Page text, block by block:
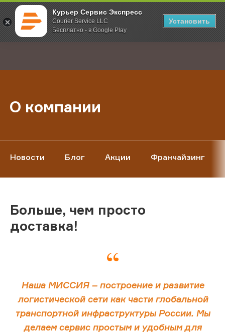
Курьер Сервис Экспресс
Courier Service LLC
Бесплатно - в Google Play
Установить
; Главная О компании
О компании
Новости Блог Акции Франчайзинг
Больше, чем просто
доставка!
Наша МИССИЯ – построение и развитие
логистической сети как части глобальной
транспортной инфраструктуры России. Мы
делаем сервис простым и удобным для